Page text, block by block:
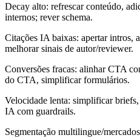
Decay alto: refrescar conteúdo,
internos; rever schema.
Citações IA baixas: apertar intros,
melhorar sinais de autor/reviewer.
Conversões fracas: alinhar CTA
do CTA, simplificar formulários.
Velocidade lenta: simplificar
IA com guardrails.
Segmentação multilingue/mercados